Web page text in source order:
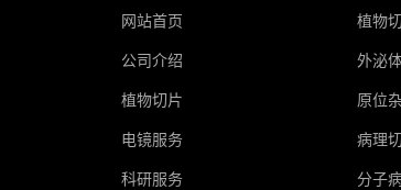
网站首页
公司介绍
植物切片
电镜服务
科研服务
植物
外泌
原位
病理
分子